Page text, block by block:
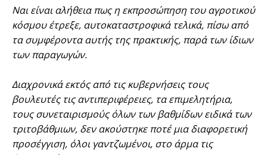
Ναι είναι αλήθεια πως η εκπροσώπηση του αγροτικού
κόσμου έτρεξε, αυτοκαταστροφικά τελικά, πίσω από
τα συμφέροντα αυτής της πρακτικής, παρά των ίδιων
των παραγωγών.
Διαχρονικά εκτός από τις κυβερνήσεις τους
βουλευτές τις αντιπεριφέρειες, τα επιμελητήρια,
τους συνεταιρισμούς όλων των βαθμίδων ειδικά των
τριτοβάθμιων, δεν ακούστηκε ποτέ μια διαφορετική
προσέγγιση, όλοι γαντζωμένοι, στο άρμα τις